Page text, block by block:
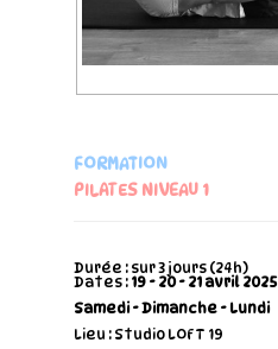
FORMATION
PILATES NIVEAU 1
Durée : sur 3 jours (24h)
Dates : 19 - 20 - 21 avril 2025
Samedi - Dimanche - Lundi
Lieu : Studio LOFT 19